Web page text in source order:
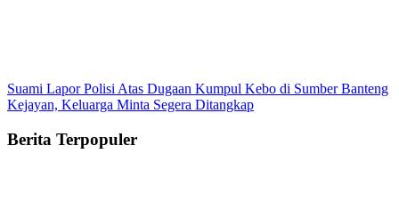
Suami Lapor Polisi Atas Dugaan Kumpul Kebo di Sumber Banteng
Kejayan, Keluarga Minta Segera Ditangkap
Berita Terpopuler